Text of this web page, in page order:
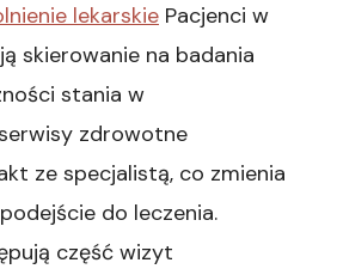
lekarskie Pacjenci w
skierowanie na badania
stania w
zdrowotne
ze specjalistą, co zmienia
do leczenia.
część wizyt